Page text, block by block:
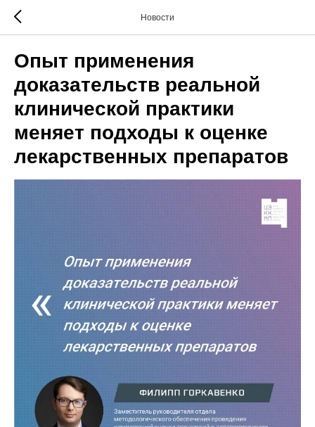
Новости
Опыт применения
доказательств реальной
клинической практики
меняет подходы к оценке
лекарственных препаратов